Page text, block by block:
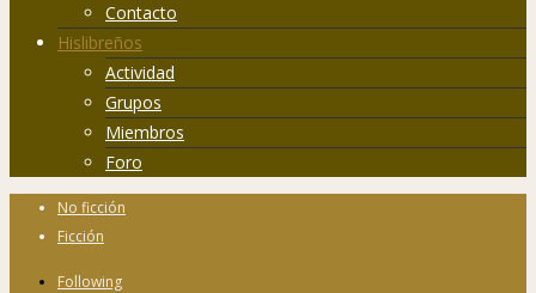
Contacto
Hislibreños
Actividad
Grupos
Miembros
Foro
No ficción
Ficción
Following